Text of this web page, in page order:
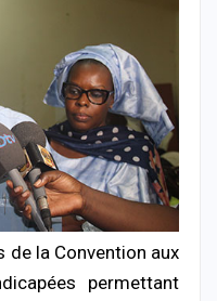
la Convention aux
permettant